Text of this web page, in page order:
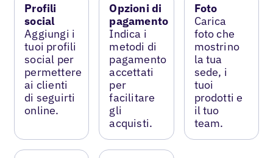
Profili
social
Aggiungi i
tuoi profili
social per
permettere
ai clienti
di seguirti
online.
Opzioni di
pagamento
Indica i
metodi di
pagamento
accettati
per
facilitare
gli
acquisti.
Foto
Carica
foto che
mostrino
la tua
sede, i
tuoi
prodotti e
il tuo
team.